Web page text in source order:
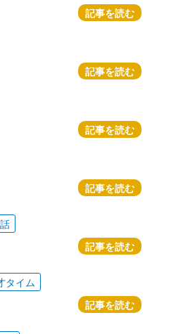
記事を読む
記事を読む
記事を読む
記事を読む
記事を読む
タイム
記事を読む